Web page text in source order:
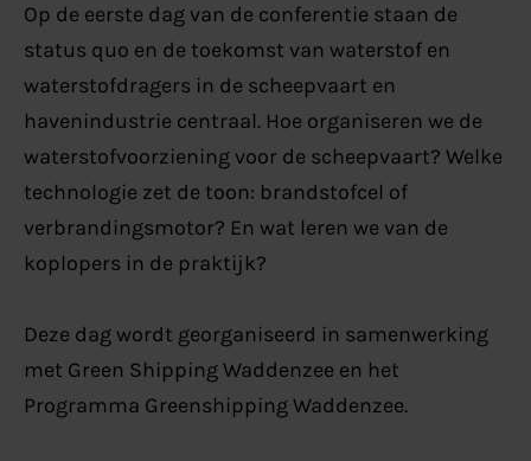
Op de eerste dag van de conferentie staan de
status quo en de toekomst van waterstof en
waterstofdragers in de scheepvaart en
havenindustrie centraal. Hoe organiseren we de
waterstofvoorziening voor de scheepvaart? Welke
technologie zet de toon: brandstofcel of
verbrandingsmotor? En wat leren we van de
koplopers in de praktijk?
Deze dag wordt georganiseerd in samenwerking
met Green Shipping Waddenzee en het
Programma Greenshipping Waddenzee.